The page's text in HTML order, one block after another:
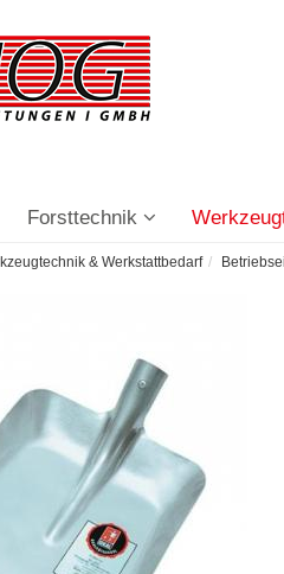
Forsttechnik
& Werkstattbedarf